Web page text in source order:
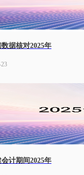
据核对2025年
计期间2025年